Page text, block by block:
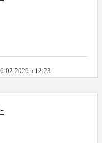
02-2026 в 12:23